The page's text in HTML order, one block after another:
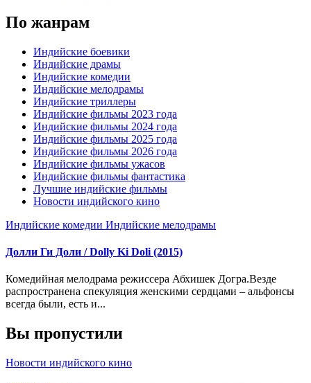
По жанрам
Индийские боевики
Индийские драмы
Индийские комедии
Индийские мелодрамы
Индийские триллеры
Индийские фильмы 2023 года
Индийские фильмы 2024 года
Индийские фильмы 2025 года
Индийские фильмы 2026 года
Индийские фильмы ужасов
Индийские фильмы фантастика
Лучшие индийские фильмы
Новости индийского кино
Индийские комедии Индийские мелодрамы
Долли Ги Доли / Dolly Ki Doli (2015)
Комедийная мелодрама режиссера Абхишек Догра.Везде
распространена спекуляция женскими сердцами – альфонсы
всегда были, есть и...
Вы пропустили
Новости индийского кино